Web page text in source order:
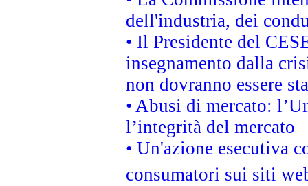
dell'industria, dei
• Il Presidente del
insegnamento dalla
non dovranno essere
• Abusi di mercato:
l’integrità del mercato
• Un'azione esecutiva
consumatori sui siti